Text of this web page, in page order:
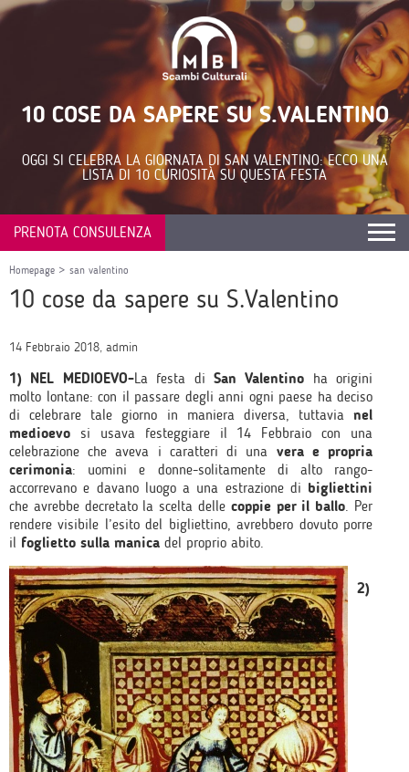
10 COSE DA SAPERE SU S.VALENTINO
OGGI SI CELEBRA LA GIORNATA DI SAN VALENTINO: ECCO UNA
LISTA DI 10 CURIOSITÀ SU QUESTA FESTA
PRENOTA CONSULENZA
Homepage > san valentino
10 cose da sapere su S.Valentino
14 Febbraio 2018, admin
1) NEL MEDIOEVO-La festa di San Valentino ha origini
molto lontane: con il passare degli anni ogni paese ha deciso
di celebrare tale giorno in maniera diversa, tuttavia nel
medioevo si usava festeggiare il 14 Febbraio con una
celebrazione che aveva i caratteri di una vera e propria
cerimonia: uomini e donne-solitamente di alto rango-
accorrevano e davano luogo a una estrazione di bigliettini
che avrebbe decretato la scelta delle coppie per il ballo. Per
rendere visibile l’esito del bigliettino, avrebbero dovuto porre
il foglietto sulla manica del proprio abito.
2)